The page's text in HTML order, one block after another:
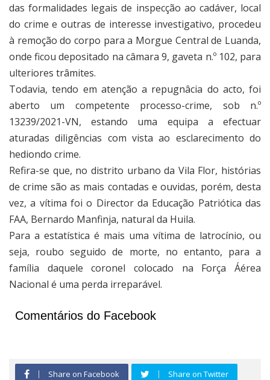
das formalidades legais de inspecção ao cadáver, local
do crime e outras de interesse investigativo, procedeu
à remoção do corpo para a Morgue Central de Luanda,
onde ficou depositado na câmara 9, gaveta n.º 102, para
ulteriores trâmites.
Todavia, tendo em atenção a repugnâcia do acto, foi
aberto um competente processo-crime, sob n.º
13239/2021-VN, estando uma equipa a efectuar
aturadas diligências com vista ao esclarecimento do
hediondo crime.
Refira-se que, no distrito urbano da Vila Flor, histórias
de crime são as mais contadas e ouvidas, porém, desta
vez, a vítima foi o Director da Educação Patriótica das
FAA, Bernardo Manfinja, natural da Huila.
Para a estatística é mais uma vítima de latrocínio, ou
seja, roubo seguido de morte, no entanto, para a
família daquele coronel colocado na Força Áérea
Nacional é uma perda irreparável.
Comentários do Facebook
Share on Facebook Share on Twitter